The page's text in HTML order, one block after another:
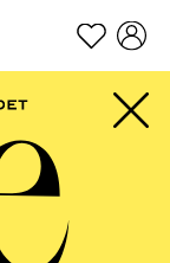
springen